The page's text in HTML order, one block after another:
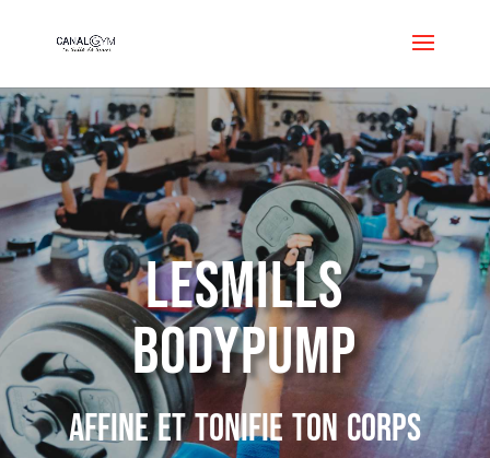
LESMILLS
BODYPUMP
affine et tonifie ton corps